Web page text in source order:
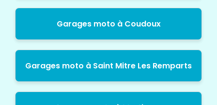
Garages moto à Coudoux
Garages moto à Saint Mitre Les Remparts